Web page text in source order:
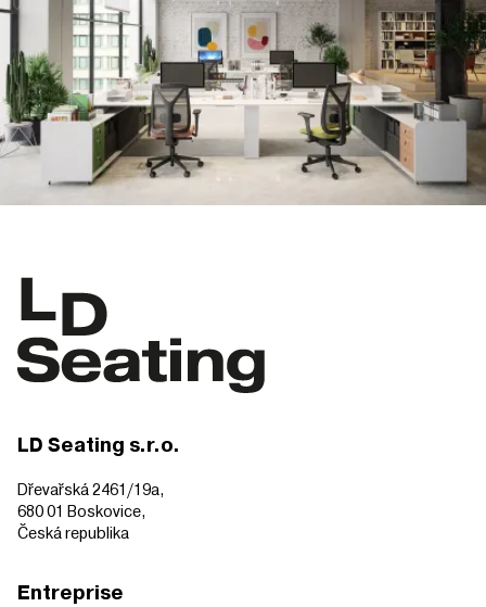
LD Seating s.r.o.
Dřevařská 2461/19a,
680 01 Boskovice,
Česká republika
Entreprise